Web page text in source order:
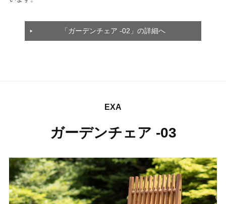
「ガーデンチェア -02」の詳細へ
EXA
ガーデンチェア -03